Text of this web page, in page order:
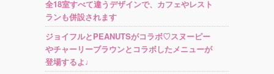
全18室すべて違うデザインで、カフェやレスト
ランも併設されます
ジョイフルとPEANUTSがコラボ♡スヌーピー
やチャーリーブラウンとコラボしたメニューが
登場するよ♩